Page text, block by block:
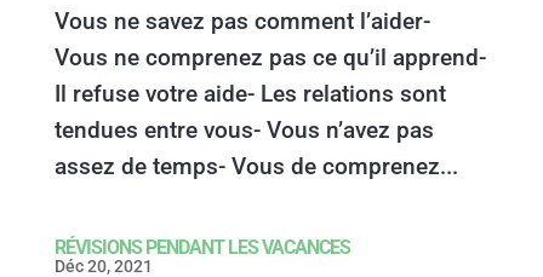
Vous ne savez pas comment l’aider-
Vous ne comprenez pas ce qu’il apprend-
Il refuse votre aide- Les relations sont
tendues entre vous- Vous n’avez pas
assez de temps- Vous de comprenez...
RÉVISIONS PENDANT LES VACANCES
Déc 20, 2021